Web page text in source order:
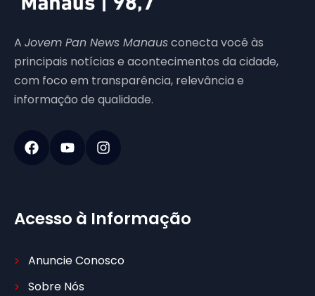
A Jovem Pan News Manausconecta você às
principais notícias e acontecimentos da cidade,
com foco em transparência, relevância e
informação de qualidade.
Acesso à Informação
Anuncie Conosco
Sobre Nós